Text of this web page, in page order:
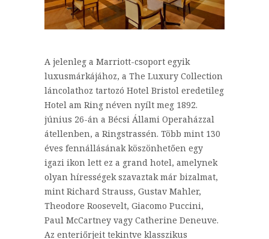
A jelenleg a Marriott-csoport egyik
luxusmárkájához, a The Luxury Collection
láncolathoz tartozó Hotel Bristol eredetileg
Hotel am Ring néven nyílt meg 1892.
június 26-án a Bécsi Állami Operaházzal
átellenben, a Ringstrassén. Több mint 130
éves fennállásának köszönhetően egy
igazi ikon lett ez a grand hotel, amelynek
olyan hírességek szavaztak már bizalmat,
mint Richard Strauss, Gustav Mahler,
Theodore Roosevelt, Giacomo Puccini,
Paul McCartney vagy Catherine Deneuve.
Az enteriőrjeit tekintve klasszikus